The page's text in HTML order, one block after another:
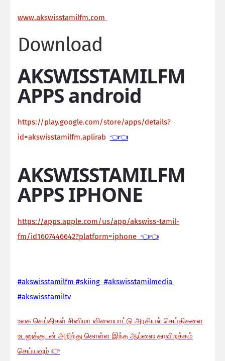
www.akswisstamilfm.com
Download
AKSWISSTAMILFM
APPS android
https://play.google.com/store/apps/details?
id=akswisstamilfm.aplirab 👈👈
AKSWISSTAMILFM
APPS IPHONE
https://apps.apple.com/us/app/akswiss-tamil-
fm/id1607446642?platform=iphone 👈👈
#akswisstamilfm #skiing #akswisstamilmedia
#akswisstamiltv
உலக செய்திகள் சினிமா விளையாட்டு அரசியல் செய்திகளை
உடனுக்குடன் அறிந்து கொள்ள இந்த ஆப்ஸை தரவிறக்கம்
செய்யவும் 👉